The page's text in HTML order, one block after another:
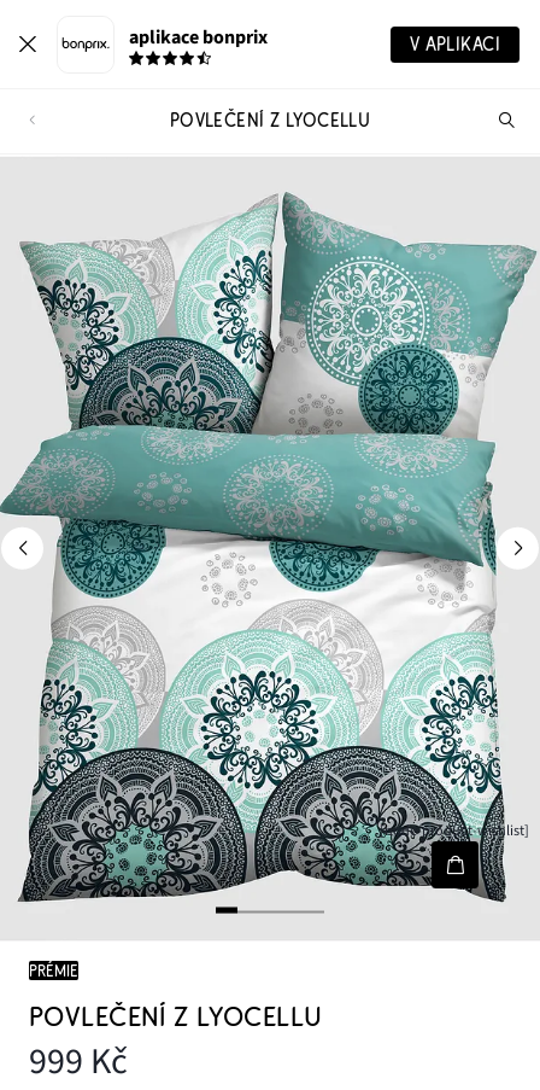
aplikace bonprix V APLIKACI
POVLEČENÍ Z LYOCELLU
[node-product-wishlist]
PRÉMIE
POVLEČENÍ Z LYOCELLU
999 Kč